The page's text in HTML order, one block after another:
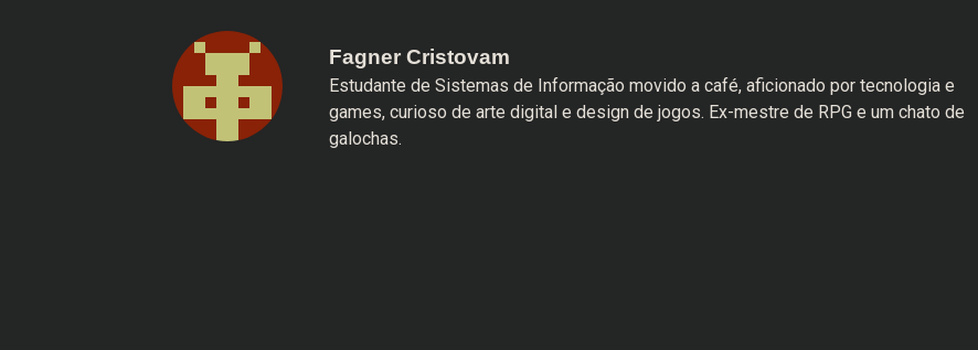
Fagner Cristovam
Estudante de Sistemas de Informação movido a café, aficionado por tecnologia e
games, curioso de arte digital e design de jogos. Ex-mestre de RPG e um chato de
galochas.